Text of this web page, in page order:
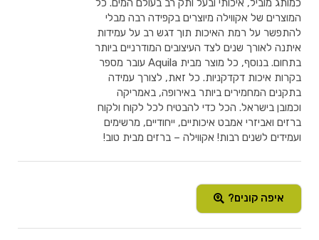
כמותג מוביל, איכותי ובעל ותק רב בעולם המים. כל
המוצרים של אקווילה מיוצרים בקפידה רבה מבלי
להתפשר על רמת האיכות תוך דגש רב על עמידות
איתנה לאורך שנים לצד העיצובים המודרניים ביותר
בתחום. בנוסף, כל מוצר מבית Aquila עובר מספר
בקרות איכות דקדקניות. כל זאת, לצורך עמידה
בתקנים המחמירים ביותר באירופה, באמריקה
וכמובן בישראל. הכל כדי להבטיח לכל לקוח ולקוח
ברזים ואביזרי אמבט איכותיים, ייחודיים, מרשימים
ועמידים לשנים רבות! אקווילה – ברזים מבית טוב!
איפה קונים?